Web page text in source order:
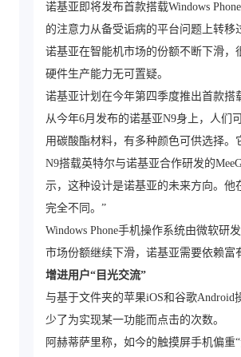
诺基亚即将发布首款搭载Windows
的注意力从备受诟病的平台问题上转移
诺基亚在智能机市场的份额不断下滑，
硬件生产能力无可置疑。
诺基亚计划在今年第四季度推出首款搭
从今年6月发布的诺基亚N9身上，人们
用碳酸酯材料，有多种颜色可供选择。
N9搭载英特尔与诺基亚合作研发的
示，这种设计是诺基亚的未来方向。
完全不同。”
Windows Phone手机操作系统由微软
市场份额继续下滑，诺基亚需要依赖富
增进用户“目光交流”
与基于文件夹的苹果iOS和谷歌Android
少了为实现某一功能而点击的次数。
阿赫蒂萨里称，如今的触摸屏手机偏